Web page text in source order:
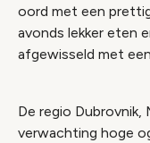
oord met een prettig
avonds lekker eten
afgewisseld met
De regio
verwachting hoge